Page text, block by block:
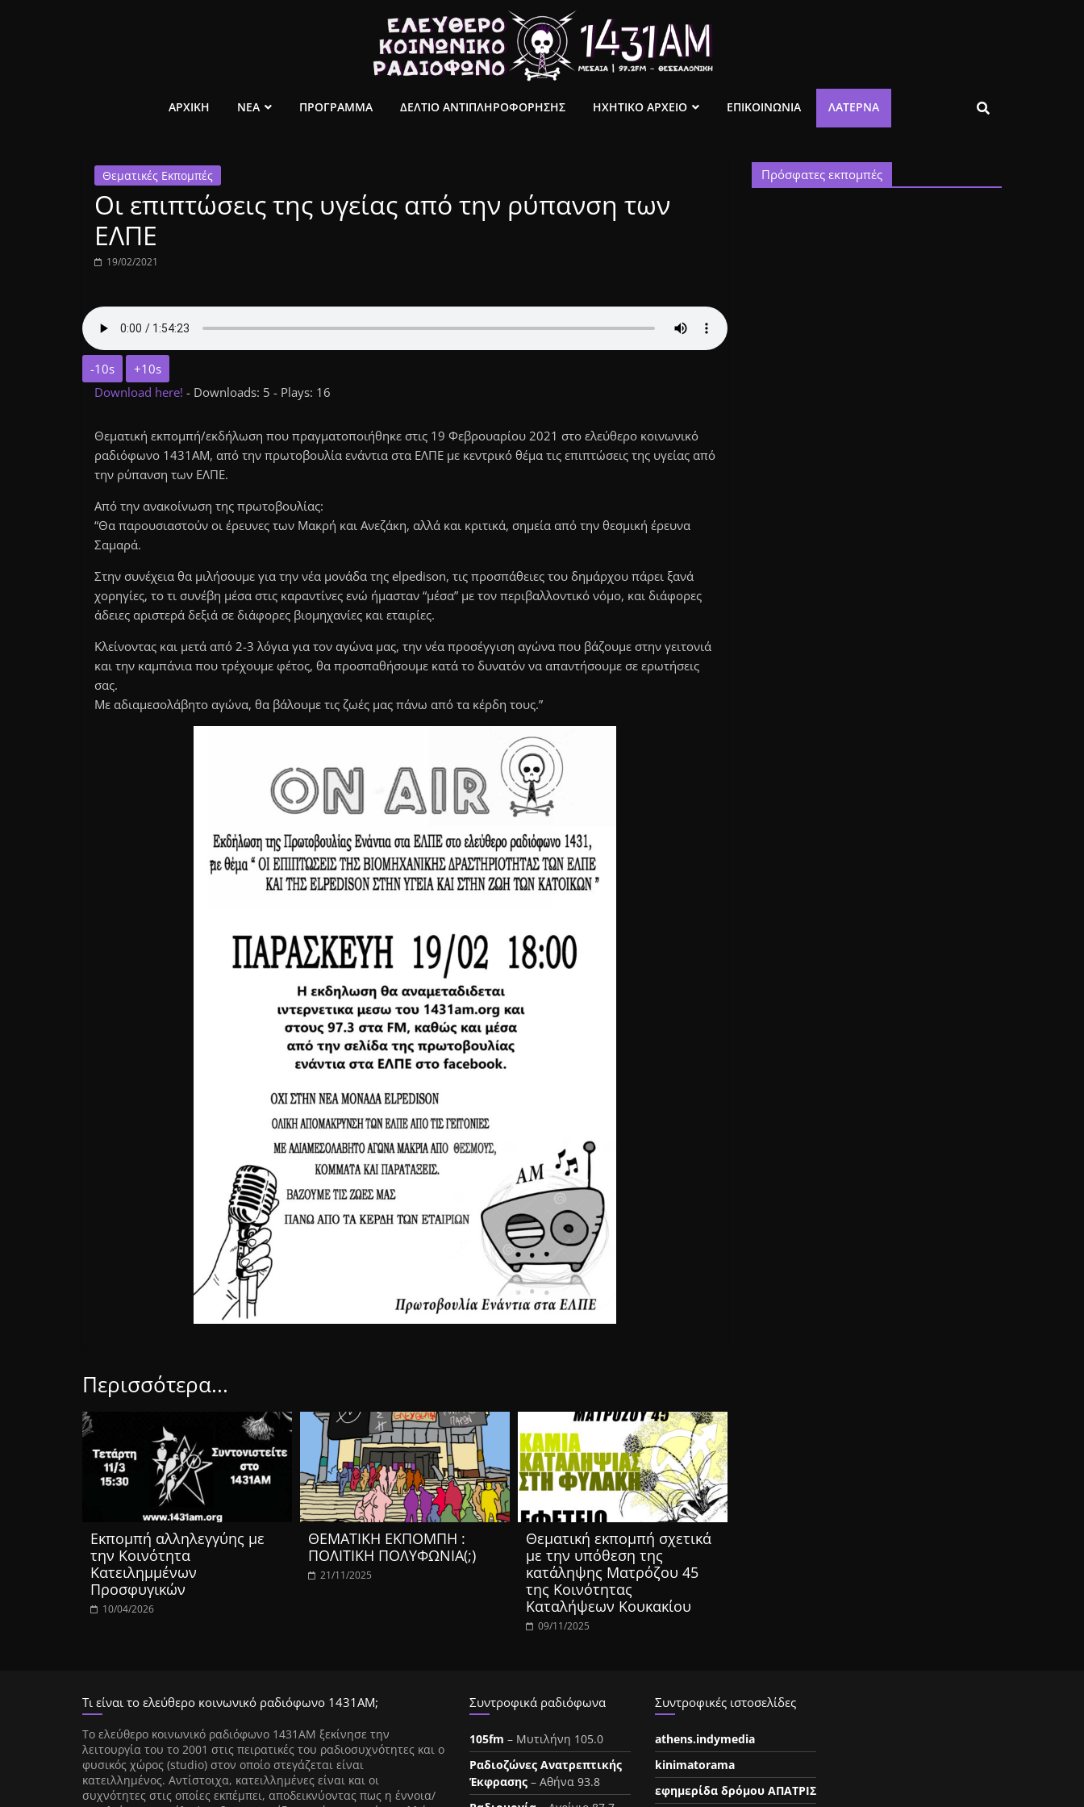
ελεύθερο
ραδιόφωνο
1431AM
ΑΡΧΙΚΗ ΝΕΑ ΠΡΟΓΡΑΜΜΑ ΔΕΛΤΙΟ ΑΝΤΙΠΛΗΡΟΦΟΡΗΣΗΣ ΗΧΗΤΙΚΟ ΑΡΧΕΙΟ ΕΠΙΚΟΙΝΩΝΙΑ ΛΑΤΈΡΝΑ
Θεματικές Εκπομπές
Οι επιπτώσεις της υγείας από την ρύπανση των
ΕΛΠΕ
19/02/2021
-10s
+10s
Download here! - Downloads: 5 - Plays: 16
Θεματική εκπομπή/εκδήλωση που πραγματοποιήθηκε στις 19 Φεβρουαρίου 2021 στο ελεύθερο κοινωνικό
ραδιόφωνο 1431ΑΜ, από την πρωτοβουλία ενάντια στα ΕΛΠΕ με κεντρικό θέμα τις επιπτώσεις της υγείας από
την ρύπανση των ΕΛΠΕ.
Από την ανακοίνωση της πρωτοβουλίας:
“Θα παρουσιαστούν οι έρευνες των Μακρή και Ανεζάκη, αλλά και κριτικά, σημεία από την θεσμική έρευνα
Σαμαρά.
Στην συνέχεια θα μιλήσουμε για την νέα μονάδα της elpedison, τις προσπάθειες του δημάρχου πάρει ξανά
χορηγίες, το τι συνέβη μέσα στις καραντίνες ενώ ήμασταν “μέσα” με τον περιβαλλοντικό νόμο, και διάφορες
άδειες αριστερά δεξιά σε διάφορες βιομηχανίες και εταιρίες.
Κλείνοντας και μετά από 2-3 λόγια για τον αγώνα μας, την νέα προσέγγιση αγώνα που βάζουμε στην γειτονιά
και την καμπάνια που τρέχουμε φέτος, θα προσπαθήσουμε κατά το δυνατόν να απαντήσουμε σε ερωτήσεις
σας.
Με αδιαμεσολάβητο αγώνα, θα βάλουμε τις ζωές μας πάνω από τα κέρδη τους.”
Περισσότερα...
Eκπομπή αλληλεγγύης με
την Κοινότητα
Κατειλημμένων
Προσφυγικών
10/04/2026
ΘΕΜΑΤΙΚΗ ΕΚΠΟΜΠΗ :
ΠΟΛΙΤΙΚΗ ΠΟΛΥΦΩΝΙΑ(;)
21/11/2025
Θεματική εκπομπή σχετικά
με την υπόθεση της
κατάληψης Ματρόζου 45
της Κοινότητας
Καταλήψεων Κουκακίου
09/11/2025
Πρόσφατες εκπομπές
Τι είναι το ελεύθερο κοινωνικό ραδιόφωνο 1431ΑΜ;
Tο ελεύθερο κοινωνικό ραδιόφωνο 1431AM ξεκίνησε την
λειτουργία του το 2001 στις πειρατικές του ραδιοσυχνότητες και ο
φυσικός χώρος (studio) στον οποίο στεγάζεται είναι
κατειλλημένος. Αντίστοιχα, κατειλλημένες είναι και οι
συχνότητες στις οποίες εκπέμπει, αποδεικνύοντας πως η έννοια/
Συντροφικά ραδιόφωνα
105fm – Μυτιλήνη 105.0
Ραδιοζώνες Ανατρεπτικής
Έκφρασης – Αθήνα 93.8
Συντροφικές ιστοσελίδες
athens.indymedia
kinimatorama
εφημερίδα δρόμου ΑΠΑΤΡΙΣ